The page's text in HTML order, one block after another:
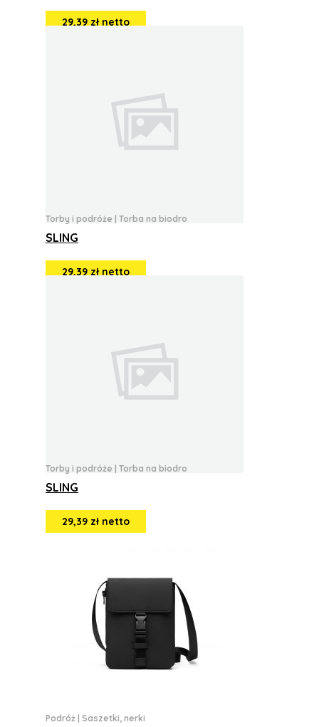
29,39 zł netto
Torby i podróże Torba na biodro
SLING
29,39 zł netto
Torby i podróże Torba na biodro
SLING
29,39 zł netto
Podróż Saszetki, nerki